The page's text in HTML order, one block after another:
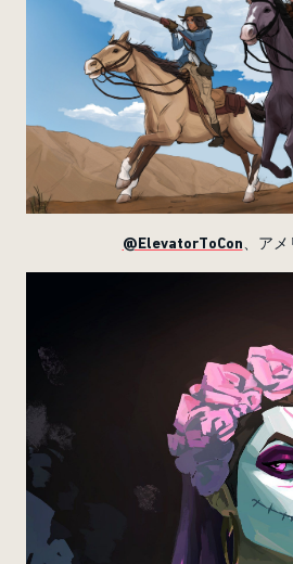
@ElevatorToCon、アメ